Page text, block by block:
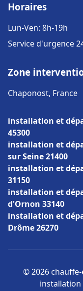
Horaires
Lun-Ven: 8h-19h
Service d'urgence
Zone
Chaponost, France
installation et
45300
installation et
sur Seine 21400
installation et
31150
installation et
d'Ornon 33140
installation et
Drôme 26270
© 2026
installation